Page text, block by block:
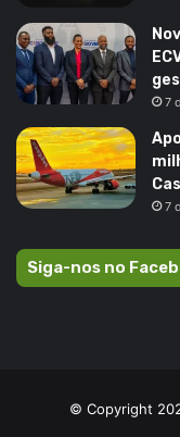
7
7
Siga-nos no
© Copyright